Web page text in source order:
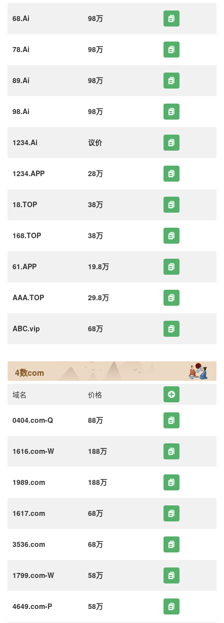
68.Ai 98万
78.Ai 98万
89.Ai 98万
98.Ai 98万
1234.Ai 议价
1234.APP 28万
18.TOP 38万
168.TOP 38万
61.APP 19.8万
AAA.TOP 29.8万
ABC.vip 68万
4数com
域名 价格
0404.com-Q 88万
1616.com-W 188万
1989.com 188万
1617.com 68万
3536.com 68万
1799.com-W 58万
4649.com-P 58万